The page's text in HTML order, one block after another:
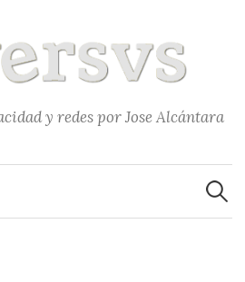
y redes por Jose Alcántara